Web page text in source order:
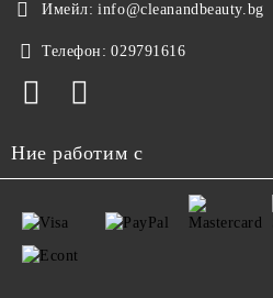
Имейл: info@cleanandbeauty.bg
Телефон: 029791616
Ние работим с